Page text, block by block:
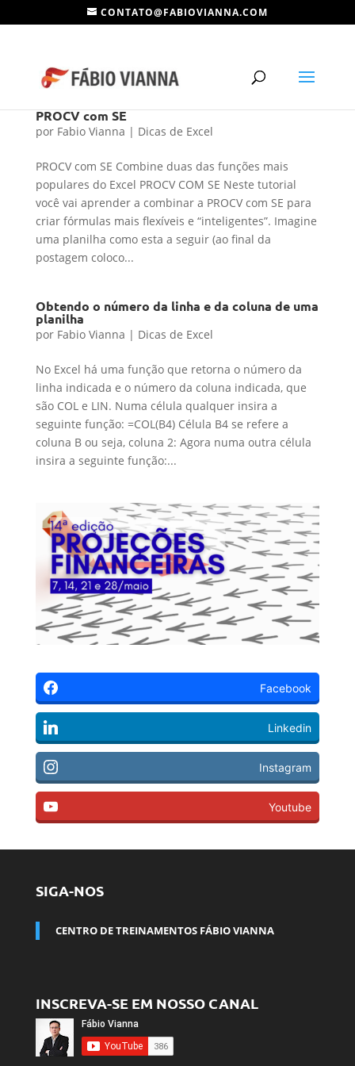
CONTATO@FABIOVIANNA.COM
PROCV com SE
por Fabio Vianna | Dicas de Excel
PROCV com SE Combine duas das funções mais
populares do Excel PROCV COM SE Neste tutorial
você vai aprender a combinar a PROCV com SE para
criar fórmulas mais flexíveis e “inteligentes”. Imagine
uma planilha como esta a seguir (ao final da
postagem coloco...
Obtendo o número da linha e da coluna de uma
planilha
por Fabio Vianna | Dicas de Excel
No Excel há uma função que retorna o número da
linha indicada e o número da coluna indicada, que
são COL e LIN. Numa célula qualquer insira a
seguinte função: =COL(B4) Célula B4 se refere a
coluna B ou seja, coluna 2: Agora numa outra célula
insira a seguinte função:...
Facebook
Linkedin
Instagram
Youtube
SIGA-NOS
CENTRO DE TREINAMENTOS FÁBIO VIANNA
INSCREVA-SE EM NOSSO CANAL